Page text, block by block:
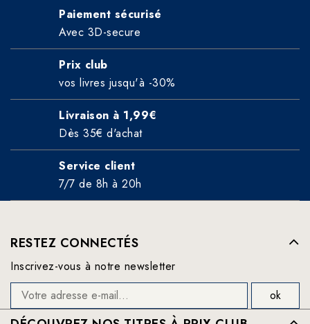
Paiement sécurisé
Avec 3D-secure
Prix club
vos livres jusqu'à -30%
Livraison à 1,99€
Dès 35€ d'achat
Service client
7/7 de 8h à 20h
RESTEZ CONNECTÉS
Inscrivez-vous à notre newsletter